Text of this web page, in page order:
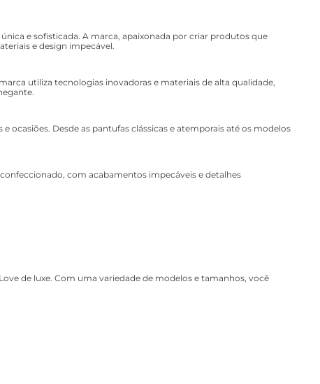
e sofisticada. A marca, apaixonada por criar produtos que
e design impecável.
utiliza tecnologias inovadoras e materiais de alta qualidade,
ocasiões. Desde as pantufas clássicas e atemporais até os modelos
com acabamentos impecáveis e detalhes
de luxe. Com uma variedade de modelos e tamanhos, você